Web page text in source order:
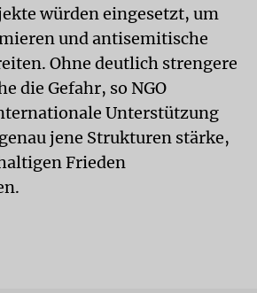
würden eingesetzt, um
und antisemitische
Ohne deutlich strengere
die Gefahr, so NGO
Unterstützung
jene Strukturen stärke,
Frieden